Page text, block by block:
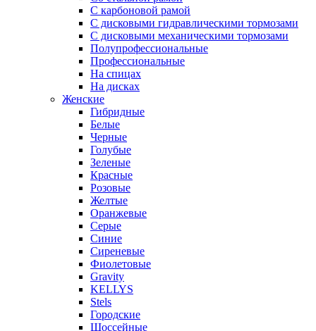
С карбоновой рамой
С дисковыми гидравлическими тормозами
С дисковыми механическими тормозами
Полупрофессиональные
Профессиональные
На спицах
На дисках
Женские
Гибридные
Белые
Черные
Голубые
Зеленые
Красные
Розовые
Желтые
Оранжевые
Серые
Синие
Сиреневые
Фиолетовые
Gravity
KELLYS
Stels
Городские
Шоссейные